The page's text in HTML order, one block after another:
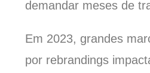
demandar meses de
Em 2023, grandes
por rebrandings